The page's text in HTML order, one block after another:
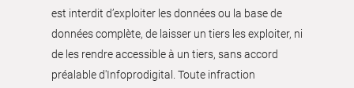
est interdit d’exploiter les données ou la base de
données complète, de laisser un tiers les exploiter, ni
de les rendre accessible à un tiers, sans accord
préalable d'Infoprodigital. Toute infraction